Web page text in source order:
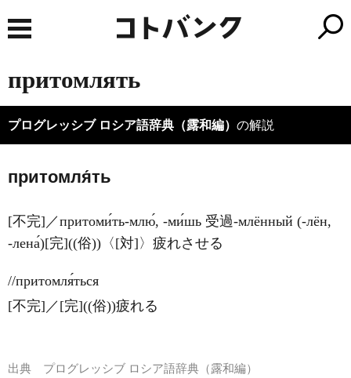
притомлять
プログレッシブ ロシア語辞典（露和編） の解説
притомля́ть
[不完]／притоми́ть-млю́, -ми́шь 受過-млённый (-лён,
-лена́)[完]((俗))〈[対]〉疲れさせる
//притомля́ться
[不完]／[完]((俗))疲れる
出典 プログレッシブ ロシア語辞典（露和編）